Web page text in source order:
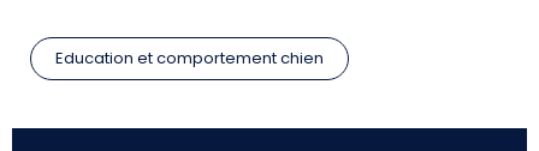
Education et comportement chien